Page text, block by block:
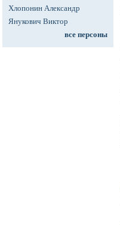
Хлопонин Александр
Янукович Виктор
все персоны